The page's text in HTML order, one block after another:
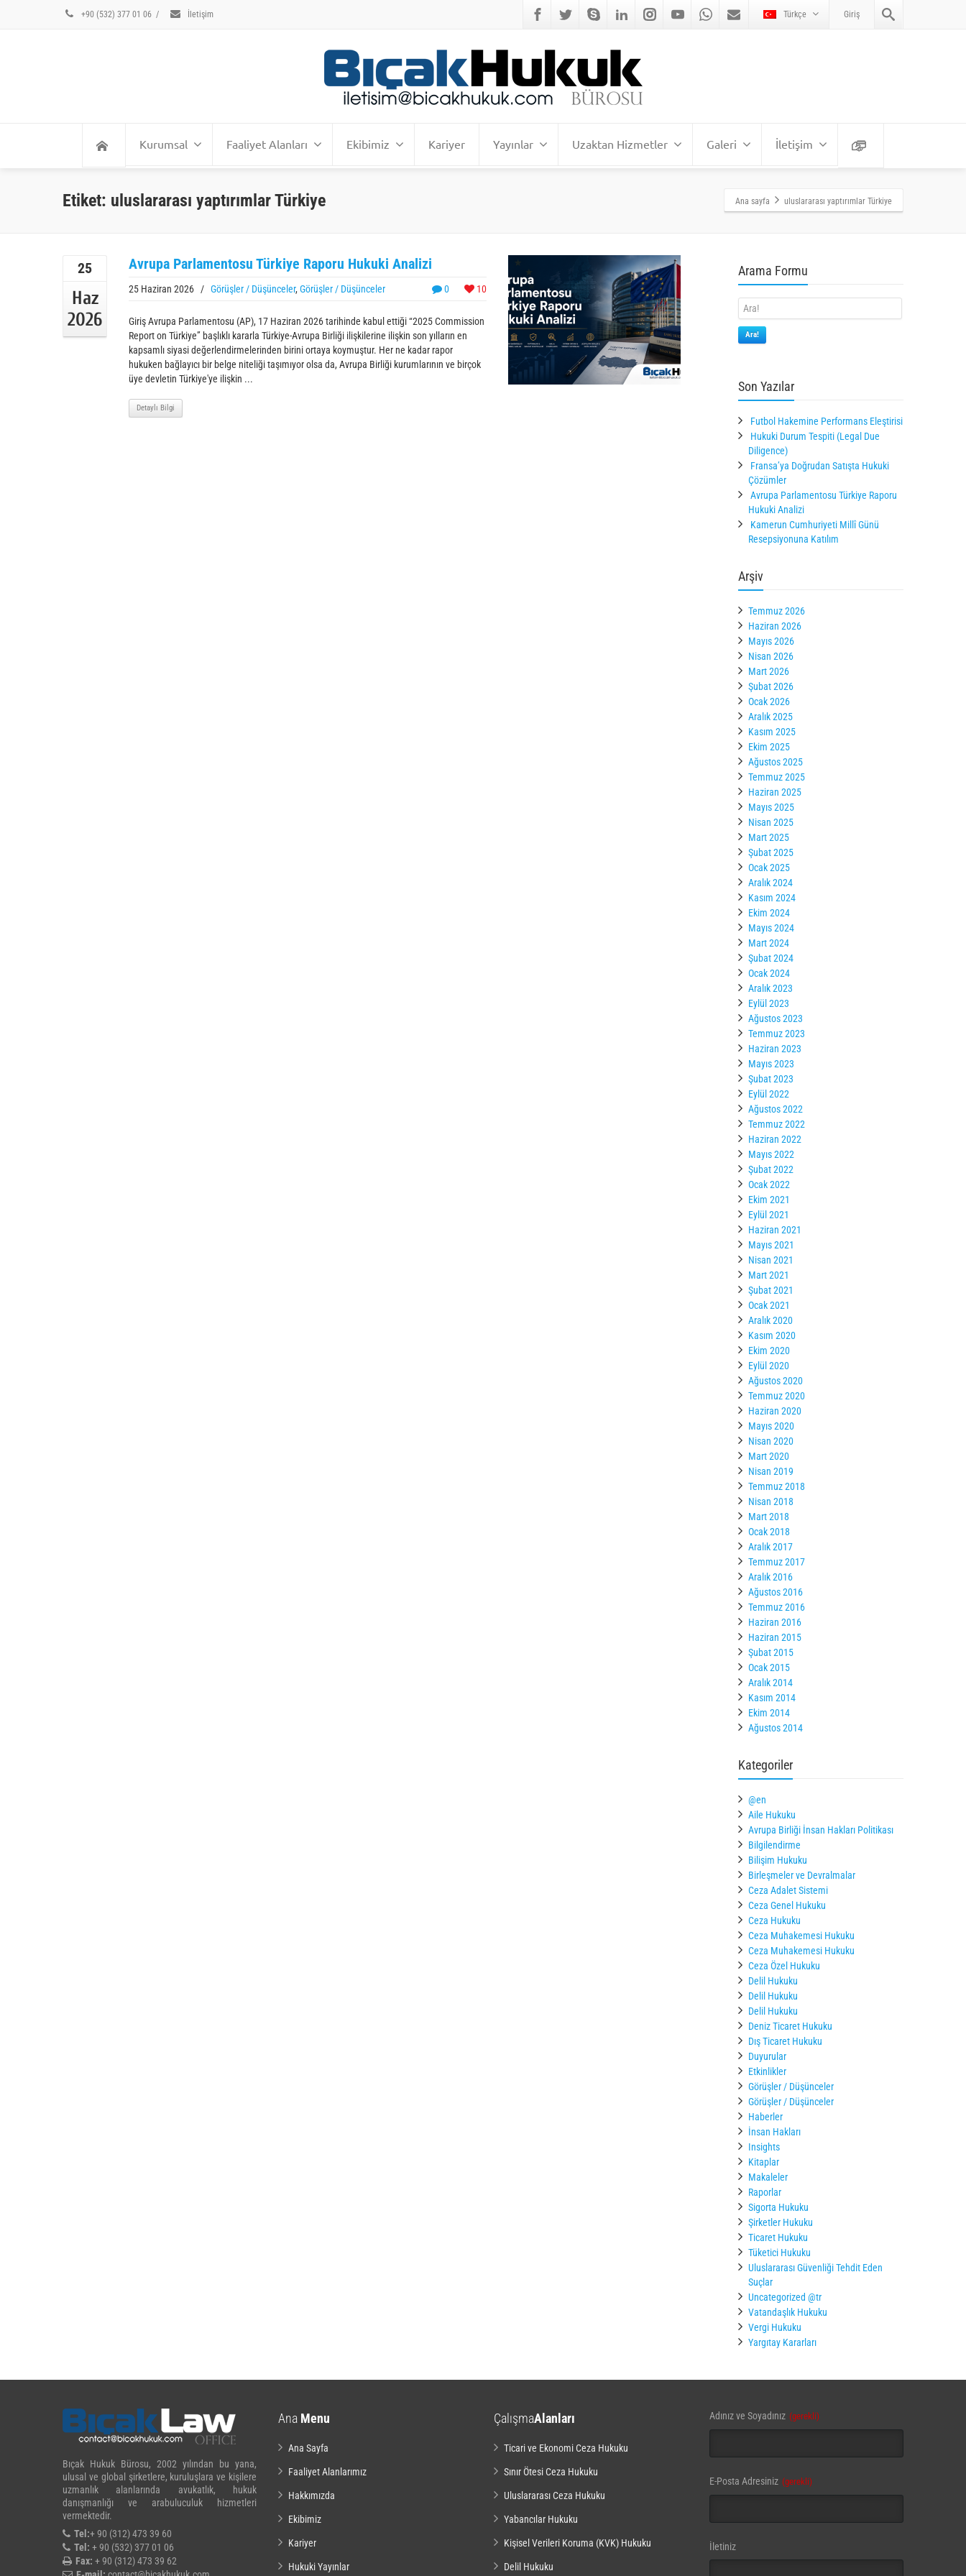
+90 (532) 377 01 06 / İletişim Türkçe Giriş
Kurumsal Faaliyet Alanları Ekibimiz Kariyer Yayınlar Uzaktan Hizmetler Galeri İletişim
Etiket: uluslararası yaptırımlar Türkiye Ana sayfa uluslararası yaptırımlar Türkiye
25
Haz
2026
Avrupa Parlamentosu Türkiye Raporu Hukuki Analizi
0 10
25 Haziran 2026 / Görüşler / Düşünceler, Görüşler / Düşünceler
Giriş Avrupa Parlamentosu (AP), 17 Haziran 2026 tarihinde kabul ettiği “2025 Commission
Report on Türkiye” başlıklı kararla Türkiye-Avrupa Birliği ilişkilerine ilişkin son yılların en
kapsamlı siyasi değerlendirmelerinden birini ortaya koymuştur. Her ne kadar rapor
hukuken bağlayıcı bir belge niteliği taşımıyor olsa da, Avrupa Birliği kurumlarının ve birçok
üye devletin Türkiye'ye ilişkin ...
Detaylı Bilgi
Arama Formu
Ara!
Son Yazılar
Futbol Hakemine Performans Eleştirisi
Hukuki Durum Tespiti (Legal Due
Diligence)
Fransa’ya Doğrudan Satışta Hukuki
Çözümler
Avrupa Parlamentosu Türkiye Raporu
Hukuki Analizi
Kamerun Cumhuriyeti Millî Günü
Resepsiyonuna Katılım
Arşiv
Temmuz 2026
Haziran 2026
Mayıs 2026
Nisan 2026
Mart 2026
Şubat 2026
Ocak 2026
Aralık 2025
Kasım 2025
Ekim 2025
Ağustos 2025
Temmuz 2025
Haziran 2025
Mayıs 2025
Nisan 2025
Mart 2025
Şubat 2025
Ocak 2025
Aralık 2024
Kasım 2024
Ekim 2024
Mayıs 2024
Mart 2024
Şubat 2024
Ocak 2024
Aralık 2023
Eylül 2023
Ağustos 2023
Temmuz 2023
Haziran 2023
Mayıs 2023
Şubat 2023
Eylül 2022
Ağustos 2022
Temmuz 2022
Haziran 2022
Mayıs 2022
Şubat 2022
Ocak 2022
Ekim 2021
Eylül 2021
Haziran 2021
Mayıs 2021
Nisan 2021
Mart 2021
Şubat 2021
Ocak 2021
Aralık 2020
Kasım 2020
Ekim 2020
Eylül 2020
Ağustos 2020
Temmuz 2020
Haziran 2020
Mayıs 2020
Nisan 2020
Mart 2020
Nisan 2019
Temmuz 2018
Nisan 2018
Mart 2018
Ocak 2018
Aralık 2017
Temmuz 2017
Aralık 2016
Ağustos 2016
Temmuz 2016
Haziran 2016
Haziran 2015
Şubat 2015
Ocak 2015
Aralık 2014
Kasım 2014
Ekim 2014
Ağustos 2014
Kategoriler
@en
Aile Hukuku
Avrupa Birliği İnsan Hakları Politikası
Bilgilendirme
Bilişim Hukuku
Birleşmeler ve Devralmalar
Ceza Adalet Sistemi
Ceza Genel Hukuku
Ceza Hukuku
Ceza Muhakemesi Hukuku
Ceza Muhakemesi Hukuku
Ceza Özel Hukuku
Delil Hukuku
Delil Hukuku
Delil Hukuku
Deniz Ticaret Hukuku
Dış Ticaret Hukuku
Duyurular
Etkinlikler
Görüşler / Düşünceler
Görüşler / Düşünceler
Haberler
İnsan Hakları
Insights
Kitaplar
Makaleler
Raporlar
Sigorta Hukuku
Şirketler Hukuku
Ticaret Hukuku
Tüketici Hukuku
Uluslararası Güvenliği Tehdit Eden
Suçlar
Uncategorized @tr
Vatandaşlık Hukuku
Vergi Hukuku
Yargıtay Kararları
Bıçak Hukuk Bürosu, 2002 yılından bu yana,
ulusal ve global şirketlere, kuruluşlara ve kişilere
uzmanlık alanlarında avukatlık, hukuk
danışmanlığı ve arabuluculuk hizmetleri
vermektedir.
Tel:+ 90 (312) 473 39 60
Tel: + 90 (532) 377 01 06
Fax: + 90 (312) 473 39 62
Ana Menu
Ana Sayfa
Faaliyet Alanlarımız
Hakkımızda
Ekibimiz
Kariyer
Hukuki Yayınlar
ÇalışmaAlanları
Ticari ve Ekonomi Ceza Hukuku
Sınır Ötesi Ceza Hukuku
Uluslararası Ceza Hukuku
Yabancılar Hukuku
Kişisel Verileri Koruma (KVK) Hukuku
Delil Hukuku
Adınız ve Soyadınız (gerekli)
Company
Name (gerekli)
E-Posta Adresiniz (gerekli)
İletiniz